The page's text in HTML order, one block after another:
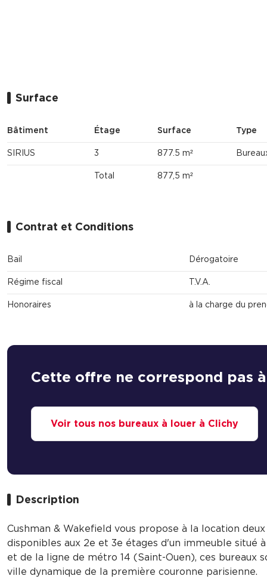
Surface
Bâtiment Étage Surface Type
SIRIUS 3 877.5 m²
Total 877,5 m²
Contrat et Conditions
Bail Dérogatoire
Régime fiscal T.V.A.
Honoraires à la charge du
Cette offre ne correspond pas
Voir tous nos bureaux à louer à Clichy
Description
Cushman & Wakefield vous propose à la location
disponibles aux 2e et 3e étages d'un immeuble situé
et de la ligne de métro 14 (Saint-Ouen), ces bureaux
ville dynamique de la première couronne parisienne.